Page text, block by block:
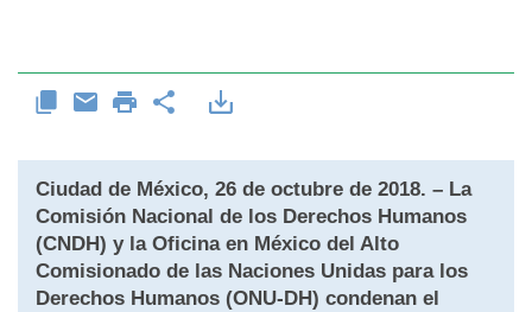
Ciudad de México, 26 de octubre de 2018. – La
Comisión Nacional de los Derechos Humanos
(CNDH) y la Oficina en México del Alto
Comisionado de las Naciones Unidas para los
Derechos Humanos (ONU-DH) condenan el